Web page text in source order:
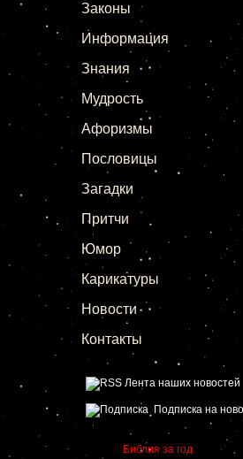
Законы
Информация
Знания
Мудрость
Афоризмы
Пословицы
Загадки
Притчи
Юмор
Карикатуры
Новости
Контакты
Лента наших новостей
Подписка на
Библия за год